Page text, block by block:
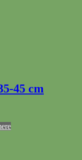
45 cm